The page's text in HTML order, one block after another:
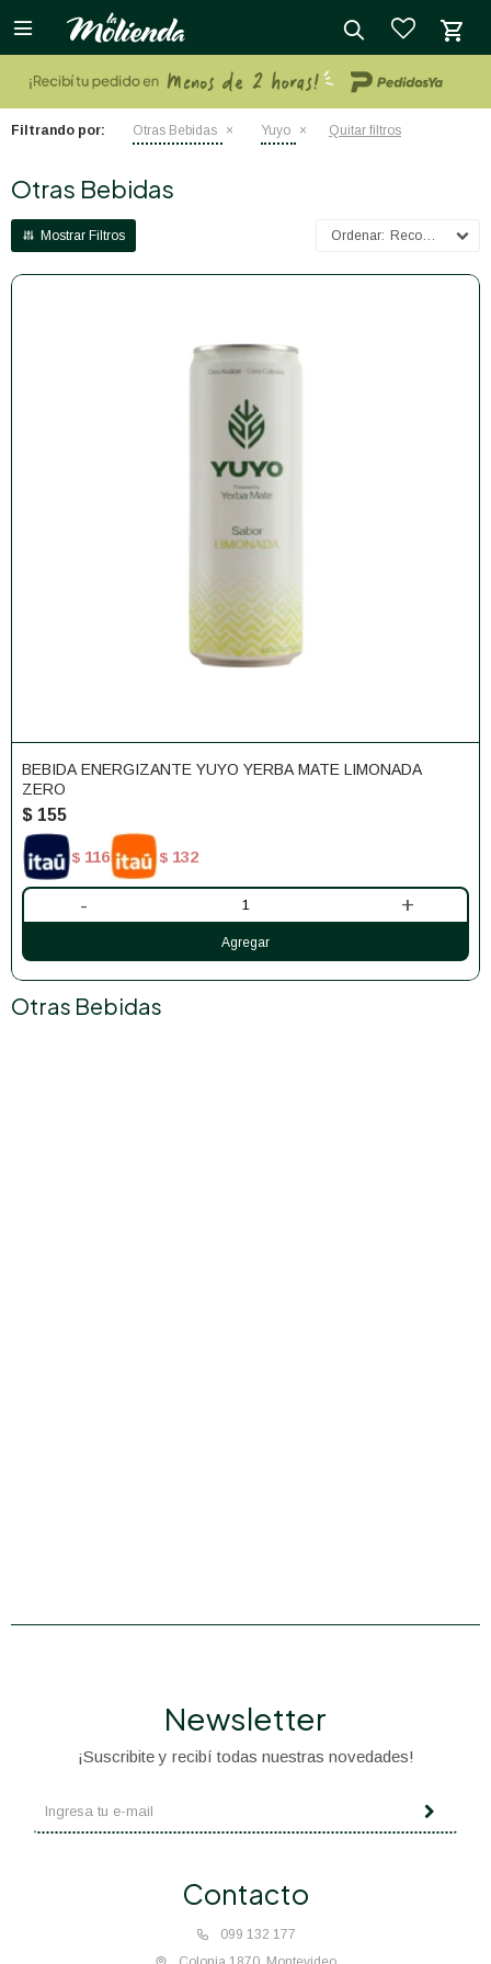

Filtrando por: Otras Bebidas Yuyo Quitar filtros
Otras Bebidas
Recomendados
BEBIDA ENERGIZANTE YUYO YERBA MATE LIMONADA
ZERO
$ 155
$ 116 $ 132
- +
Otras Bebidas
Contacto
099 132 177
Newsletter
¡Suscribite y recibí todas nuestras novedades!